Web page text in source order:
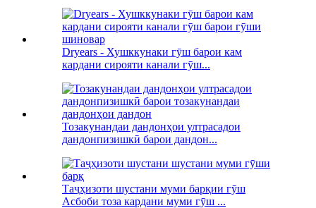
Dryears - Хушккунаки гӯш барои кам
кардани сирояти канали гӯш...
Тозакунандаи дандонҳои ултрасадои
дандонпизишкӣ барои дандон...
Таҷҳизоти шустани муми барқии гӯш
Асбоби тоза кардани муми гӯш ...